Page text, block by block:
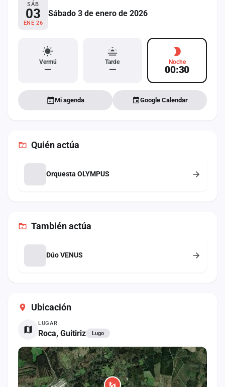
Ubicación
LUGAR
Roca, Guitiriz Lugo
SÁB
03
ENE 26
Sábado 3 de enero de 2026
Vermú
—
Tarde
—
Noche
00:30
Mi agenda Google Calendar
Quién actúa
Orquesta OLYMPUS
Tambiénactúa
Dúo VENUS
Mapa
Componentes
Agencias
Vídeos
Anuncios
Crear
Administración